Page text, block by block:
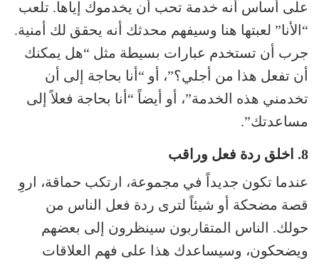
على أساس أنه خدمة تحب أن يخدموك إياها. تلعب
“الأنا” لعبتها هنا وسيفهم محدثك أنه يحقق لك أمنية.
جرب أن تستخدم عبارات بسيطة مثل “هل يمكنك
أن تفعل هذا من أجلي؟”، أو “أنا بحاجة إلى أن
تخدمني هذه الخدمة”، أو أيضاً “أنا بحاجة فعلاً إلى
مساعدتك”.
8. اخلق ردة فعل وراقب
عندما تكون جديداً في مجموعة، ارتكب حماقة، اروِ
قصة مضحكة أو شيئاً لترى ردة فعل الناس من
حولك. الناس المتقاربون سينظرون إلى بعضهم
ويضحكون، وسيساعدك هذا على فهم العلاقات